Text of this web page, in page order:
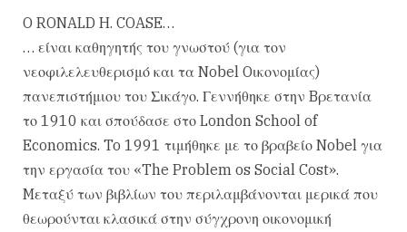
O RONALD H. COASE…
… είναι καθηγητής του γνωστού (για τον
νεοφιλελευθερισμό και τα Nobel Oικονομίας)
πανεπιστήμιου του Σικάγο. Γεννήθηκε στην Bρετανία
το 1910 και σπούδασε στο London School of
Economics. To 1991 τιμήθηκε με το βραβείο Nobel για
την εργασία του «The Problem os Social Cost».
Mεταξύ των βιβλίων του περιλαμβάνονται μερικά που
θεωρούνται κλασικά στην σύγχρονη οικονομική